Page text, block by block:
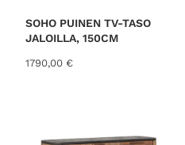
SOHO PUINEN TV-TASO
JALOILLA, 150CM
1790,00 €